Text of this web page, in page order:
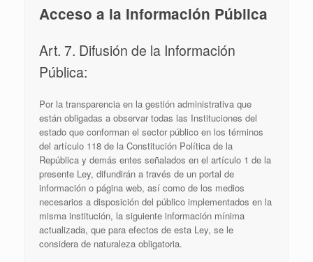
Acceso a la Información Pública
Art. 7. Difusión de la Información
Pública:
Por la transparencia en la gestión administrativa que
están obligadas a observar todas las Instituciones del
estado que conforman el sector público en los términos
del artículo 118 de la Constitución Política de la
República y demás entes señalados en el artículo 1 de la
presente Ley, difundirán a través de un portal de
información o página web, así como de los medios
necesarios a disposición del público implementados en la
misma institución, la siguiente información mínima
actualizada, que para efectos de esta Ley, se le
considera de naturaleza obligatoria.